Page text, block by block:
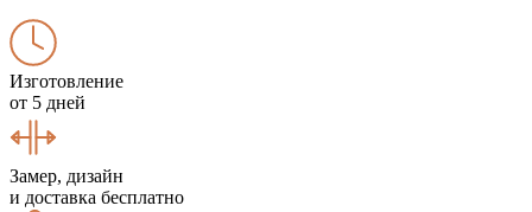
Изготовление
от 5 дней
Замер, дизайн
и доставка бесплатно